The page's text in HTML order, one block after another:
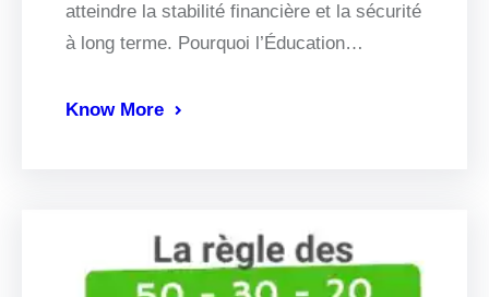
atteindre la stabilité financière et la sécurité
à long terme. Pourquoi l’Éducation…
Know More